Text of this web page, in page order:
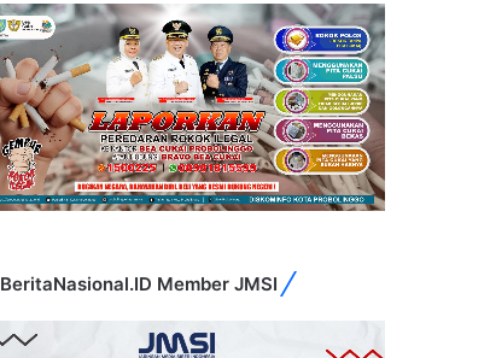
BeritaNasional.ID Member JMSI